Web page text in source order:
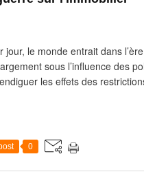
le monde entrait dans
sous l’influence des
les effets des
0